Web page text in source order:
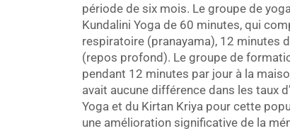
période de six mois. Le groupe de
Kundalini Yoga de 60 minutes, qui
respiratoire (pranayama), 12 minutes
(repos profond). Le groupe de
pendant 12 minutes par jour à la
avait aucune différence dans les taux
Yoga et du Kirtan Kriya pour cette
une amélioration significative de la